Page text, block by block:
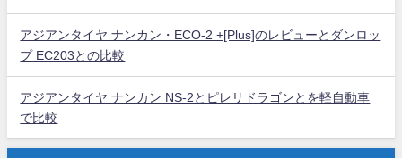
アジアンタイヤ ナンカン・ECO-2 +[Plus]のレビューとダンロッ
プ EC203との比較
アジアンタイヤ ナンカン NS-2とピレリドラゴンとを軽自動車
で比較